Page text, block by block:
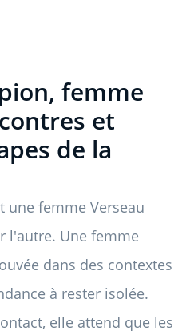
femme
et
de la
une femme Verseau
l'autre. Une femme
dans des contextes
à rester isolée.
elle attend que les